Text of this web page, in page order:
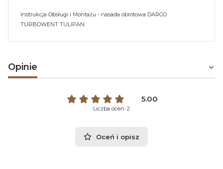
Instrukcja Obsługi i Montażu - nasada obrotowa DARCO
TURBOWENT TULIPAN
Opinie
5.00
Liczba ocen: 2
Oceń i opisz